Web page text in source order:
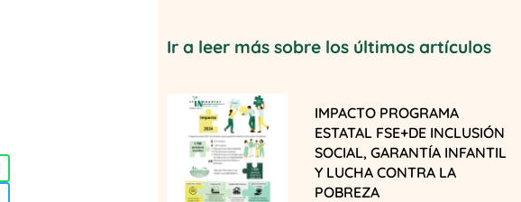
Ir a leer más sobre los últimos artículos
IMPACTO PROGRAMA
ESTATAL FSE+DE INCLUSIÓN
SOCIAL, GARANTÍA INFANTIL
Y LUCHA CONTRA LA
POBREZA